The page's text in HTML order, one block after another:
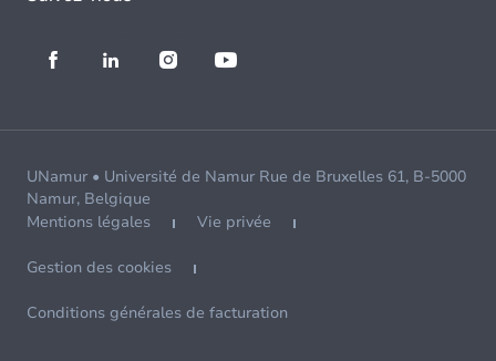
UNamur • Université de Namur Rue de Bruxelles 61, B-5000
Namur, Belgique
Mentions légales
Vie privée
Gestion des cookies
Conditions générales de facturation